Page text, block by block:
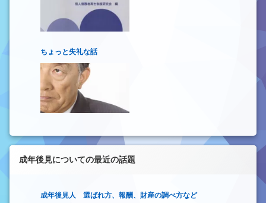
ちょっと失礼な話
成年後見についての最近の話題
成年後見人 選ばれ方、報酬、財産の調べ方など